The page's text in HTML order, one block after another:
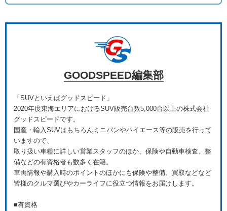
GOODSPEED編集部
「SUVといえばグッドスピード」
2020年度東海エリアにおけるSUV販売台数5,000台以上の株式会社
グッドスピードです。
国産・輸入SUVはもちろんミニバンやハイエース等の販売を行って
いますので、
取り扱い車種に詳しい営業スタッフのほか、保険や自動車検査、整
備などの有資格者も数多く在籍。
車両情報や購入時のポイントのほかにも保険や整備、買取などなど
皆様のクルマ選びやカーライフに役立つ情報をお届けします。
■有資格